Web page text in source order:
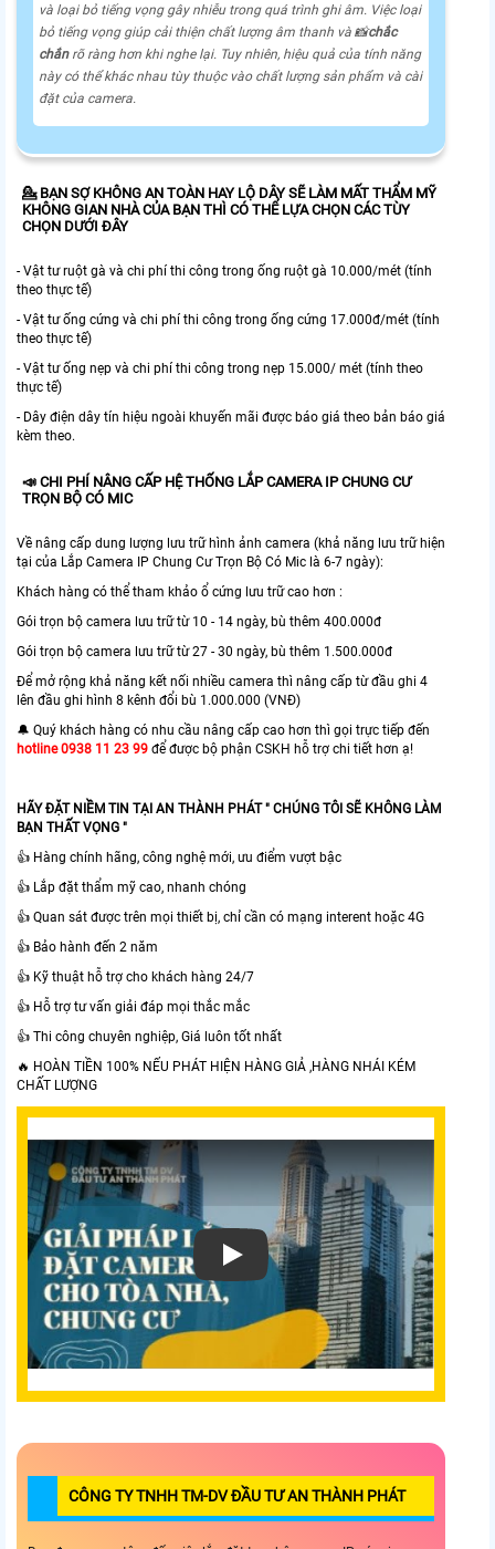
và loại bỏ tiếng vọng gây nhiễu trong quá trình ghi âm. Việc loại
bỏ tiếng vọng giúp cải thiện chất lượng âm thanh và 📸chắc
chắnrõ ràng hơn khi nghe lại. Tuy nhiên, hiệu quả của tính năng
này có thể khác nhau tùy thuộc vào chất lượng sản phẩm và cài
đặt của camera.
💁 BẠN SỢ KHÔNG AN TOÀN HAY LỘ DÂY SẼ LÀM MẤT THẨM MỸ
KHÔNG GIAN NHÀ CỦA BẠN THÌ CÓ THỂ LỰA CHỌN CÁC TÙY
CHỌN DƯỚI ĐÂY
- Vật tư ruột gà và chi phí thi công trong ống ruột gà 10.000/mét (tính
theo thực tế)
- Vật tư ống cứng và chi phí thi công trong ống cứng 17.000đ/mét (tính
theo thực tế)
- Vật tư ống nẹp và chi phí thi công trong nẹp 15.000/ mét (tính theo
thực tế)
- Dây điện dây tín hiệu ngoài khuyến mãi được báo giá theo bản báo giá
kèm theo.
📣 CHI PHÍ NÂNG CẤP HỆ THỐNG LẮP CAMERA IP CHUNG CƯ
TRỌN BỘ CÓ MIC
Về nâng cấp dung lượng lưu trữ hình ảnh camera (khả năng lưu trữ hiện
tại của Lắp Camera IP Chung Cư Trọn Bộ Có Mic là 6-7 ngày):
Khách hàng có thể tham khảo ổ cứng lưu trữ cao hơn :
Gói trọn bộ camera lưu trữ từ 10 - 14 ngày, bù thêm 400.000đ
Gói trọn bộ camera lưu trữ từ 27 - 30 ngày, bù thêm 1.500.000đ
Để mở rộng khả năng kết nối nhiều camera thì nâng cấp từ đầu ghi 4
lên đầu ghi hình 8 kênh đổi bù 1.000.000 (VNĐ)
🔔 Quý khách hàng có nhu cầu nâng cấp cao hơn thì gọi trực tiếp đến
hotline 0938 11 23 99 để được bộ phận CSKH hỗ trợ chi tiết hơn ạ!
HÃY ĐẶT NIỀM TIN TẠI AN THÀNH PHÁT " CHÚNG TÔI SẼ KHÔNG LÀM
BẠN THẤT VỌNG "
👍 Hàng chính hãng, công nghệ mới, ưu điểm vượt bậc
👍 Lắp đặt thẩm mỹ cao, nhanh chóng
👍 Quan sát được trên mọi thiết bị, chỉ cần có mạng interent hoặc 4G
👍 Bảo hành đến 2 năm
👍 Kỹ thuật hỗ trợ cho khách hàng 24/7
👍 Hỗ trợ tư vấn giải đáp mọi thắc mắc
👍 Thi công chuyên nghiệp, Giá luôn tốt nhất
🔥 HOÀN TIỀN 100% NẾU PHÁT HIỆN HÀNG GIẢ ,HÀNG NHÁI KÉM
CHẤT LƯỢNG
CÔNG TY TNHH TM-DV ĐẦU TƯ AN THÀNH PHÁT